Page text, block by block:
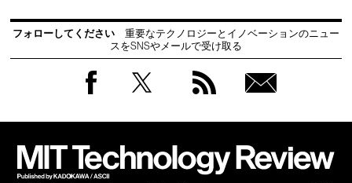
フォローしてください
重要なテクノロジーとイノベーションのニュー
スをSNSやメールで受け取る